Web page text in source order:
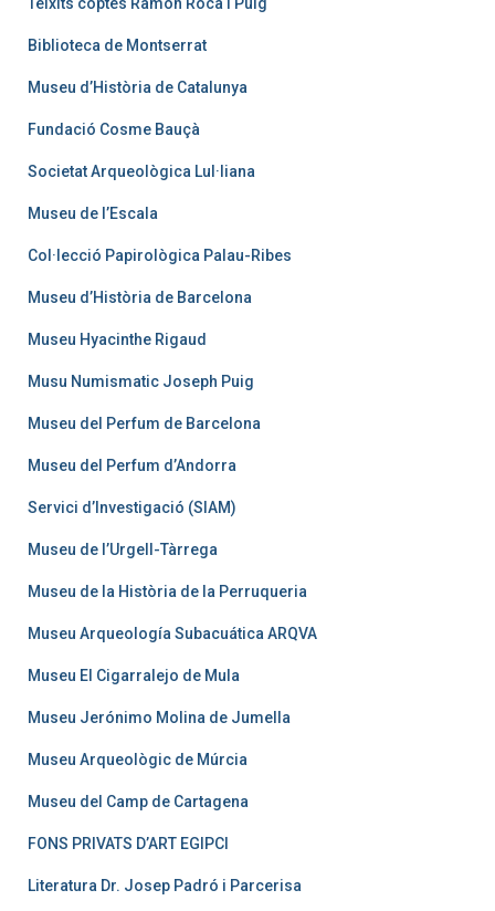
Biblioteca de Montserrat
Museu d’Història de Catalunya
Fundació Cosme Bauçà
Societat Arqueològica Lul·liana
Museu de l’Escala
Col·lecció Papirològica Palau-Ribes
Museu d’Història de Barcelona
Museu Hyacinthe Rigaud
Musu Numismatic Joseph Puig
Museu del Perfum de Barcelona
Museu del Perfum d’Andorra
Servici d’Investigació (SIAM)
Museu de l’Urgell-Tàrrega
Museu de la Història de la Perruqueria
Museu Arqueología Subacuática ARQVA
Museu El Cigarralejo de Mula
Museu Jerónimo Molina de Jumella
Museu Arqueològic de Múrcia
Museu del Camp de Cartagena
FONS PRIVATS D’ART EGIPCI
Literatura Dr. Josep Padró i Parcerisa